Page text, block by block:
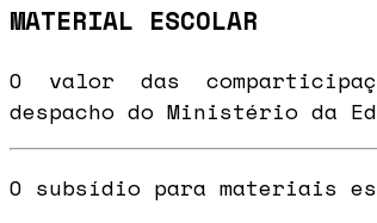
MATERIAL ESCOLAR
O valor das
despacho do Ministério da
O subsídio para materiais